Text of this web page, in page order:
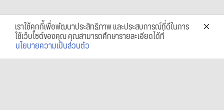
เราใช้คุกกี้เพื่อพัฒนาประสิทธิภาพ และประสบการณ์ที่ดีในการ
ใช้เว็บไซต์ของคุณ คุณสามารถศึกษารายละเอียดได้ที่
นโยบายความเป็นส่วนตัว